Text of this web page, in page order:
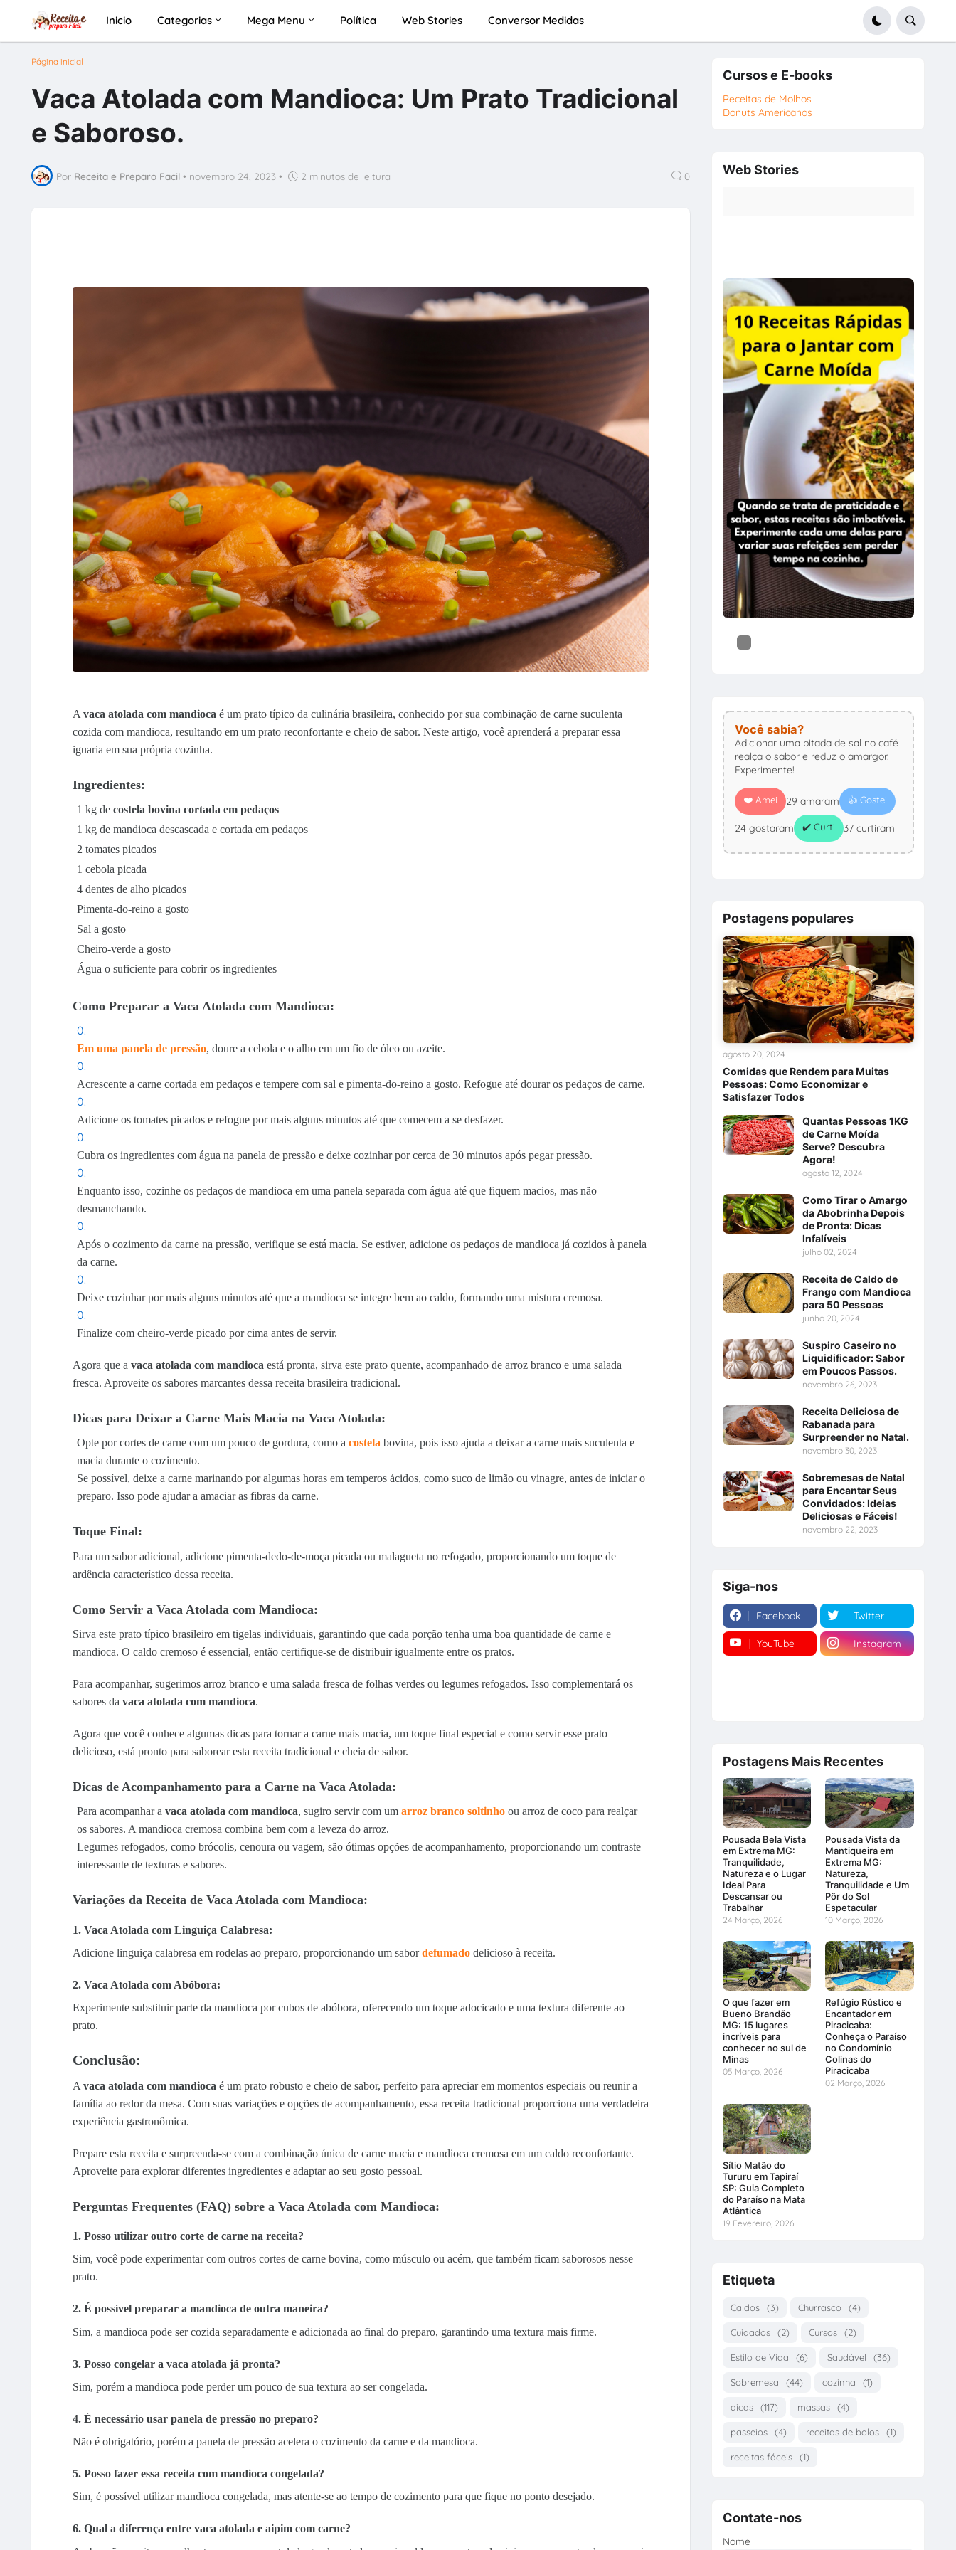
Inicio Categorias Mega Menu Política Web Stories Conversor Medidas
Página inicial
Vaca Atolada com Mandioca: Um Prato Tradicional
e Saboroso.
Por Receita e Preparo Facil • novembro 24, 2023 • 2 minutos de leitura 0
A vaca atolada com mandioca é um prato típico da culinária brasileira, conhecido por sua combinação de carne suculenta
cozida com mandioca, resultando em um prato reconfortante e cheio de sabor. Neste artigo, você aprenderá a preparar essa
iguaria em sua própria cozinha.
Ingredientes:
1 kg de costela bovina cortada em pedaços
1 kg de mandioca descascada e cortada em pedaços
2 tomates picados
1 cebola picada
4 dentes de alho picados
Pimenta-do-reino a gosto
Sal a gosto
Cheiro-verde a gosto
Água o suficiente para cobrir os ingredientes
Como Preparar a Vaca Atolada com Mandioca:
Em uma panela de pressão, doure a cebola e o alho em um fio de óleo ou azeite.
Acrescente a carne cortada em pedaços e tempere com sal e pimenta-do-reino a gosto. Refogue até dourar os pedaços de carne.
Adicione os tomates picados e refogue por mais alguns minutos até que comecem a se desfazer.
Cubra os ingredientes com água na panela de pressão e deixe cozinhar por cerca de 30 minutos após pegar pressão.
Enquanto isso, cozinhe os pedaços de mandioca em uma panela separada com água até que fiquem macios, mas não
desmanchando.
Após o cozimento da carne na pressão, verifique se está macia. Se estiver, adicione os pedaços de mandioca já cozidos à panela
da carne.
Deixe cozinhar por mais alguns minutos até que a mandioca se integre bem ao caldo, formando uma mistura cremosa.
Finalize com cheiro-verde picado por cima antes de servir.
Agora que a vaca atolada com mandioca está pronta, sirva este prato quente, acompanhado de arroz branco e uma salada
fresca. Aproveite os sabores marcantes dessa receita brasileira tradicional.
Dicas para Deixar a Carne Mais Macia na Vaca Atolada:
Opte por cortes de carne com um pouco de gordura, como a costela bovina, pois isso ajuda a deixar a carne mais suculenta e
macia durante o cozimento.
Se possível, deixe a carne marinando por algumas horas em temperos ácidos, como suco de limão ou vinagre, antes de iniciar o
preparo. Isso pode ajudar a amaciar as fibras da carne.
Toque Final:
Para um sabor adicional, adicione pimenta-dedo-de-moça picada ou malagueta no refogado, proporcionando um toque de
ardência característico dessa receita.
Como Servir a Vaca Atolada com Mandioca:
Sirva este prato típico brasileiro em tigelas individuais, garantindo que cada porção tenha uma boa quantidade de carne e
mandioca. O caldo cremoso é essencial, então certifique-se de distribuir igualmente entre os pratos.
Para acompanhar, sugerimos arroz branco e uma salada fresca de folhas verdes ou legumes refogados. Isso complementará os
sabores da vaca atolada com mandioca.
Agora que você conhece algumas dicas para tornar a carne mais macia, um toque final especial e como servir esse prato
delicioso, está pronto para saborear esta receita tradicional e cheia de sabor.
Dicas de Acompanhamento para a Carne na Vaca Atolada:
Para acompanhar a vaca atolada com mandioca, sugiro servir com um arroz branco soltinhoou arroz de coco para realçar
os sabores. A mandioca cremosa combina bem com a leveza do arroz.
Legumes refogados, como brócolis, cenoura ou vagem, são ótimas opções de acompanhamento, proporcionando um contraste
interessante de texturas e sabores.
Variações da Receita de Vaca Atolada com Mandioca:
1. Vaca Atolada com Linguiça Calabresa:
Adicione linguiça calabresa em rodelas ao preparo, proporcionando um sabordefumadodelicioso à receita.
2. Vaca Atolada com Abóbora:
Experimente substituir parte da mandioca por cubos de abóbora, oferecendo um toque adocicado e uma textura diferente ao
prato.
Conclusão:
A vaca atolada com mandioca é um prato robusto e cheio de sabor, perfeito para apreciar em momentos especiais ou reunir a
família ao redor da mesa. Com suas variações e opções de acompanhamento, essa receita tradicional proporciona uma verdadeira
experiência gastronômica.
Prepare esta receita e surpreenda-se com a combinação única de carne macia e mandioca cremosa em um caldo reconfortante.
Aproveite para explorar diferentes ingredientes e adaptar ao seu gosto pessoal.
Perguntas Frequentes (FAQ) sobre a Vaca Atolada com Mandioca:
1. Posso utilizar outro corte de carne na receita?
Sim, você pode experimentar com outros cortes de carne bovina, como músculo ou acém, que também ficam saborosos nesse
prato.
2. É possível preparar a mandioca de outra maneira?
Sim, a mandioca pode ser cozida separadamente e adicionada ao final do preparo, garantindo uma textura mais firme.
3. Posso congelar a vaca atolada já pronta?
Sim, porém a mandioca pode perder um pouco de sua textura ao ser congelada.
4. É necessário usar panela de pressão no preparo?
Não é obrigatório, porém a panela de pressão acelera o cozimento da carne e da mandioca.
5. Posso fazer essa receita com mandioca congelada?
Sim, é possível utilizar mandioca congelada, mas atente-se ao tempo de cozimento para que fique no ponto desejado.
6. Qual a diferença entre vaca atolada e aipim com carne?
Cursos e E-books
Receitas de Molhos
Donuts Americanos
Web Stories
Você sabia?
Adicionar uma pitada de sal no café
realça o sabor e reduz o amargor.
Experimente!
❤️ Amei 29 amaram 👍 Gostei
24 gostaram ✔️ Curti 37 curtiram
Postagens populares
Comidas que Rendem para Muitas
Pessoas: Como Economizar e
Satisfazer Todos
agosto 20, 2024
Quantas Pessoas 1KG
de Carne Moída
Serve? Descubra
Agora!
agosto 12, 2024
Como Tirar o Amargo
da Abobrinha Depois
de Pronta: Dicas
Infalíveis
julho 02, 2024
Receita de Caldo de
Frango com Mandioca
para 50 Pessoas
junho 20, 2024
Suspiro Caseiro no
Liquidificador: Sabor
em Poucos Passos.
novembro 26, 2023
Receita Deliciosa de
Rabanada para
Surpreender no Natal.
novembro 30, 2023
Sobremesas de Natal
para Encantar Seus
Convidados: Ideias
Deliciosas e Fáceis!
novembro 22, 2023
Siga-nos
Facebook Twitter
YouTube Instagram
Postagens Mais Recentes
Pousada Bela Vista
em Extrema MG:
Tranquilidade,
Natureza e o Lugar
Ideal Para
Descansar ou
Trabalhar
24 Março, 2026
Pousada Vista da
Mantiqueira em
Extrema MG:
Natureza,
Tranquilidade e Um
Pôr do Sol
Espetacular
10 Março, 2026
O que fazer em
Bueno Brandão
MG: 15 lugares
incríveis para
conhecer no sul de
Minas
05 Março, 2026
Refúgio Rústico e
Encantador em
Piracicaba:
Conheça o Paraíso
no Condomínio
Colinas do
Piracicaba
02 Março, 2026
Sítio Matão do
Tururu em Tapiraí
SP: Guia Completo
do Paraíso na Mata
Atlântica
19 Fevereiro, 2026
Etiqueta
Caldos (3) Churrasco (4)
Cuidados (2) Cursos (2)
Estilo de Vida (6) Saudável (36)
Sobremesa (44) cozinha (1)
dicas (117) massas (4)
passeios (4) receitas de bolos (1)
receitas fáceis (1)
Contate-nos
Nome